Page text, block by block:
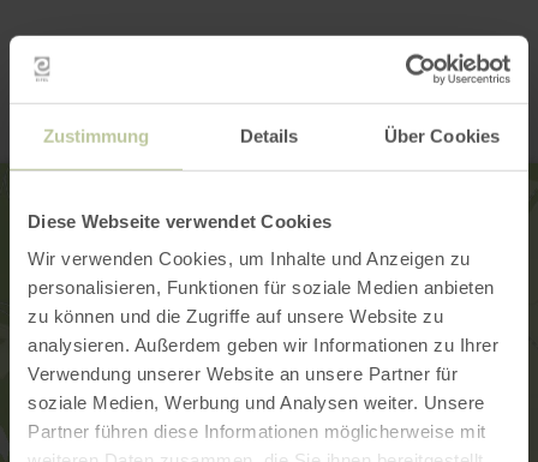
Zustimmung Details Über Cookies
Diese Webseite verwendet Cookies
Wir verwenden Cookies, um Inhalte und Anzeigen zu
personalisieren, Funktionen für soziale Medien anbieten
zu können und die Zugriffe auf unsere Website zu
analysieren. Außerdem geben wir Informationen zu Ihrer
Verwendung unserer Website an unsere Partner für
soziale Medien, Werbung und Analysen weiter. Unsere
Partner führen diese Informationen möglicherweise mit
Contact